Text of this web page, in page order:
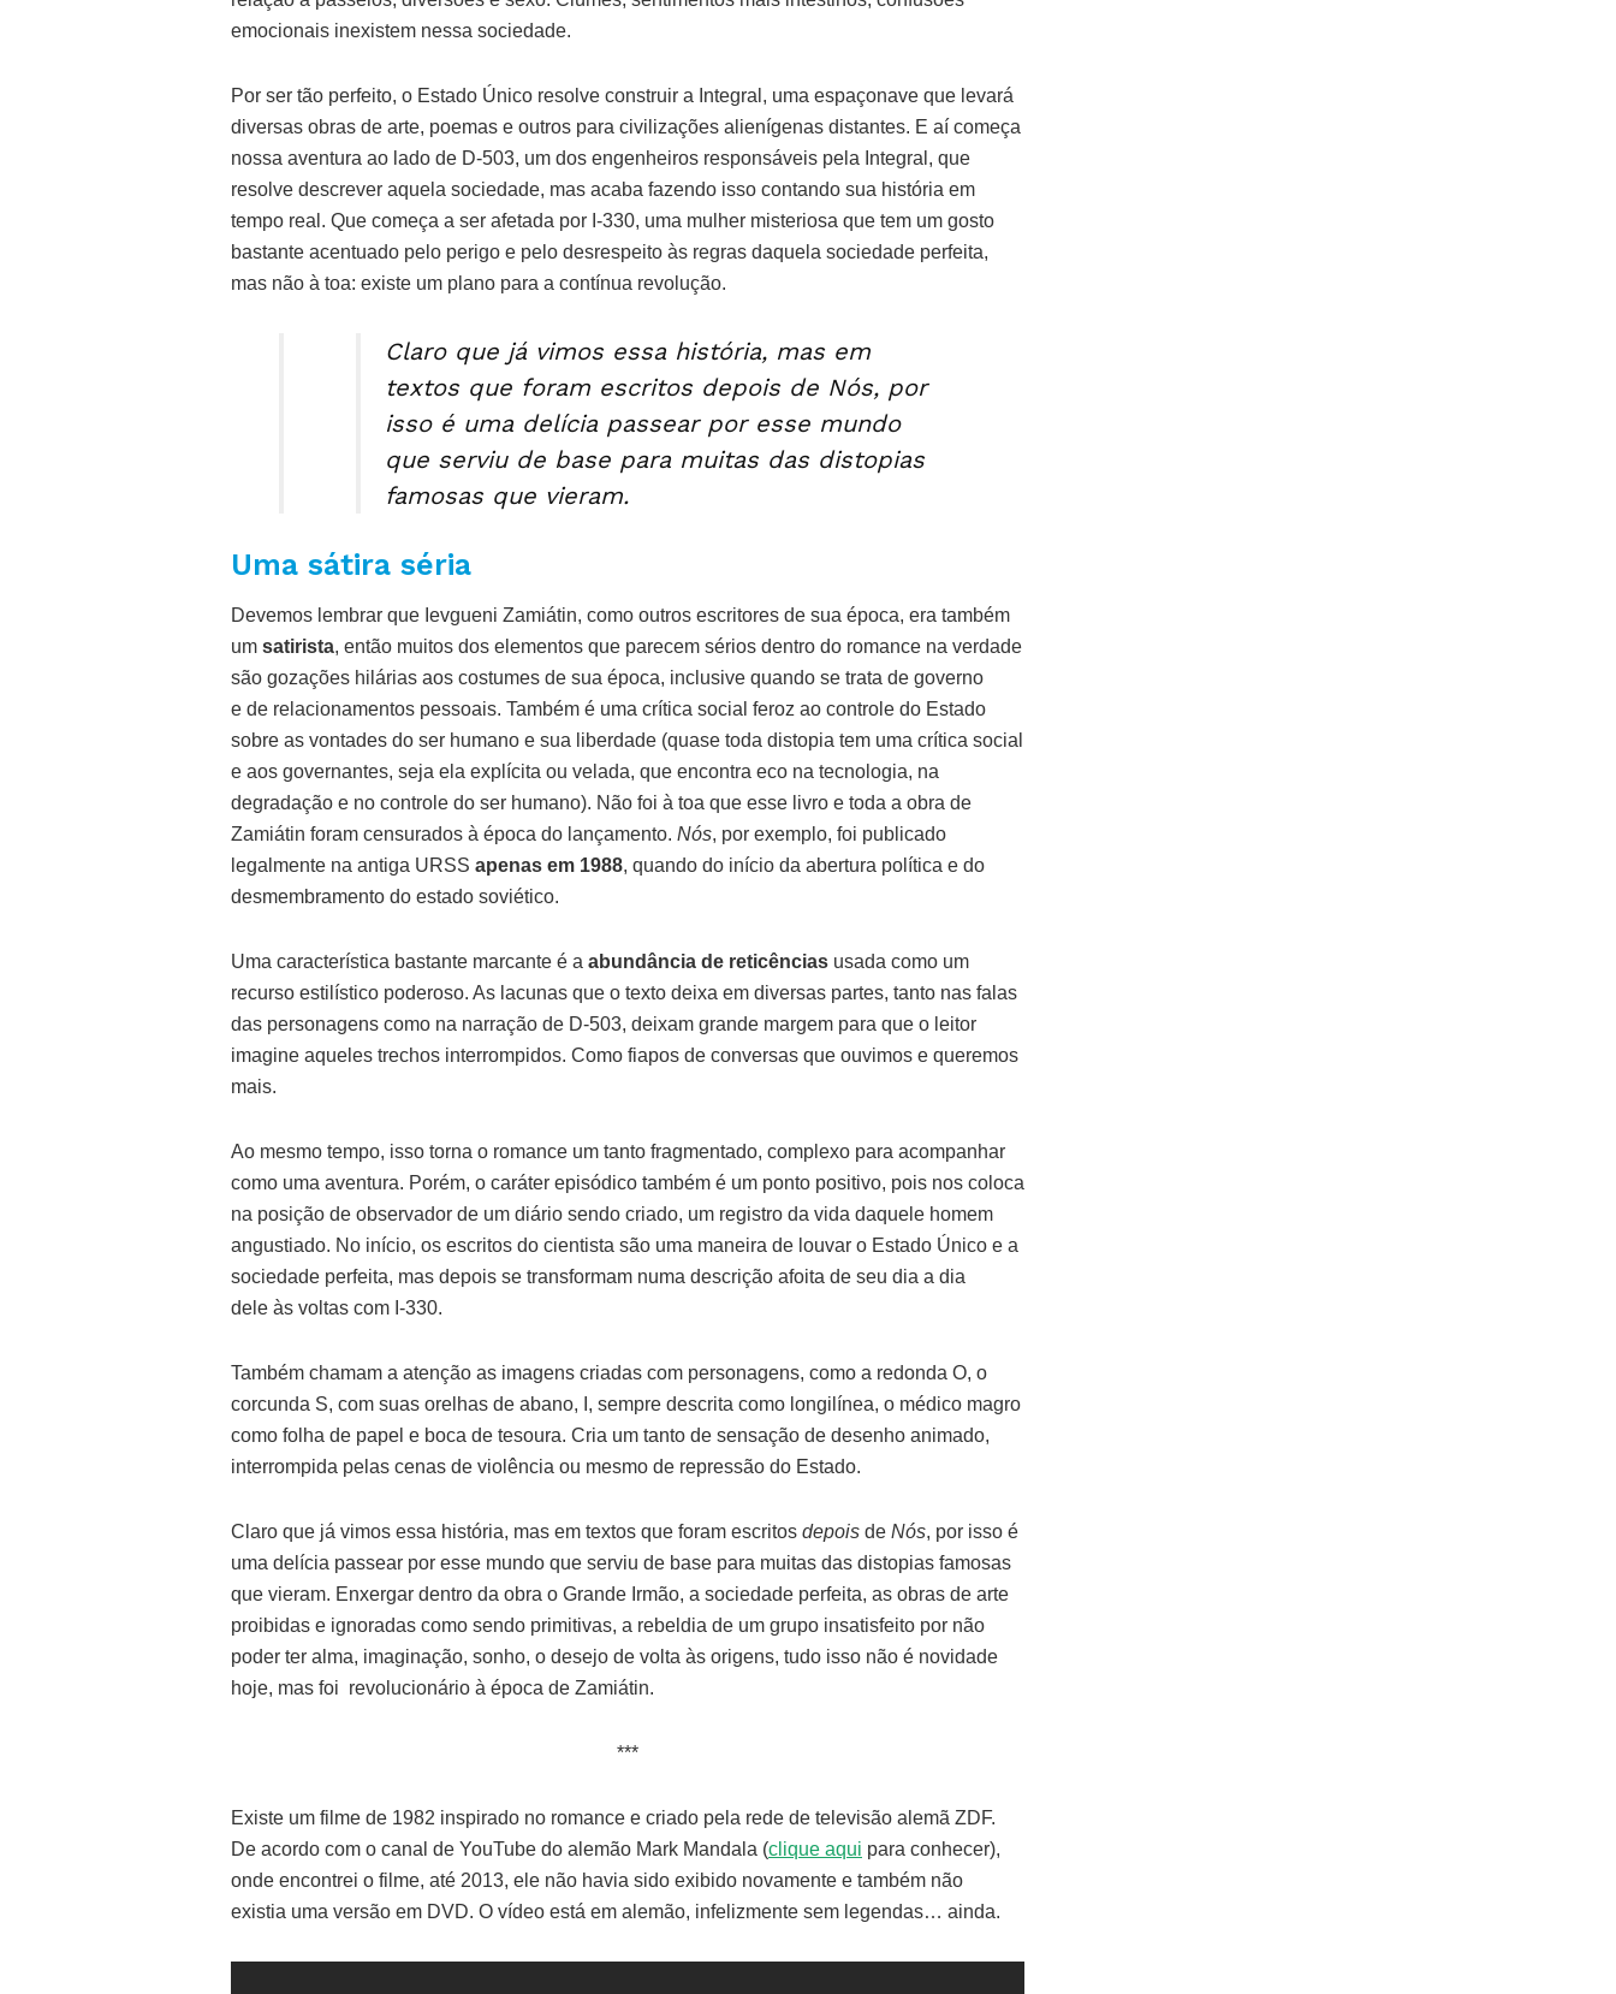
emocionais inexistem nessa sociedade.
Por ser tão perfeito, o Estado Único resolve construir a Integral, uma espaçonave que levará
diversas obras de arte, poemas e outros para civilizações alienígenas distantes. E aí começa
nossa aventura ao lado de D-503, um dos engenheiros responsáveis pela Integral, que
resolve descrever aquela sociedade, mas acaba fazendo isso contando sua história em
tempo real. Que começa a ser afetada por I-330, uma mulher misteriosa que tem um gosto
bastante acentuado pelo perigo e pelo desrespeito às regras daquela sociedade perfeita,
mas não à toa: existe um plano para a contínua revolução.
Claro que já vimos essa história, mas em
textos que foram escritos depois de Nós, por
isso é uma delícia passear por esse mundo
que serviu de base para muitas das distopias
famosas que vieram.
Uma sátira séria
Devemos lembrar que Ievgueni Zamiátin, como outros escritores de sua época, era também
um satirista, então muitos dos elementos que parecem sérios dentro do romance na verdade
são gozações hilárias aos costumes de sua época, inclusive quando se trata de governo
e de relacionamentos pessoais. Também é uma crítica social feroz ao controle do Estado
sobre as vontades do ser humano e sua liberdade (quase toda distopia tem uma crítica social
e aos governantes, seja ela explícita ou velada, que encontra eco na tecnologia, na
degradação e no controle do ser humano). Não foi à toa que esse livro e toda a obra de
Zamiátin foram censurados à época do lançamento. Nós, por exemplo, foi publicado
legalmente na antiga URSS apenas em 1988, quando do início da abertura política e do
desmembramento do estado soviético.
Uma característica bastante marcante é a abundância de reticências usada como um
recurso estilístico poderoso. As lacunas que o texto deixa em diversas partes, tanto nas falas
das personagens como na narração de D-503, deixam grande margem para que o leitor
imagine aqueles trechos interrompidos. Como fiapos de conversas que ouvimos e queremos
mais.
Ao mesmo tempo, isso torna o romance um tanto fragmentado, complexo para acompanhar
como uma aventura. Porém, o caráter episódico também é um ponto positivo, pois nos coloca
na posição de observador de um diário sendo criado, um registro da vida daquele homem
angustiado. No início, os escritos do cientista são uma maneira de louvar o Estado Único e a
sociedade perfeita, mas depois se transformam numa descrição afoita de seu dia a dia
dele às voltas com I-330.
Também chamam a atenção as imagens criadas com personagens, como a redonda O, o
corcunda S, com suas orelhas de abano, I, sempre descrita como longilínea, o médico magro
como folha de papel e boca de tesoura. Cria um tanto de sensação de desenho animado,
interrompida pelas cenas de violência ou mesmo de repressão do Estado.
Claro que já vimos essa história, mas em textos que foram escritos depois de Nós, por isso é
uma delícia passear por esse mundo que serviu de base para muitas das distopias famosas
que vieram. Enxergar dentro da obra o Grande Irmão, a sociedade perfeita, as obras de arte
proibidas e ignoradas como sendo primitivas, a rebeldia de um grupo insatisfeito por não
poder ter alma, imaginação, sonho, o desejo de volta às origens, tudo isso não é novidade
hoje, mas foi revolucionário à época de Zamiátin.
***
Existe um filme de 1982 inspirado no romance e criado pela rede de televisão alemã ZDF.
De acordo com o canal de YouTube do alemão Mark Mandala (clique aqui para conhecer),
onde encontrei o filme, até 2013, ele não havia sido exibido novamente e também não
existia uma versão em DVD. O vídeo está em alemão, infelizmente sem legendas… ainda.